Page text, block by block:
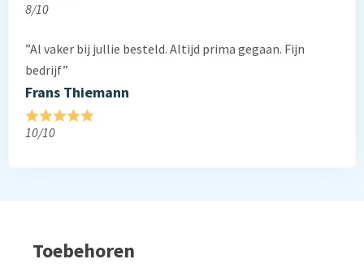
8/10
”Al vaker bij jullie besteld. Altijd prima gegaan. Fijn
bedrijf”
Frans Thiemann
10/10
Toebehoren